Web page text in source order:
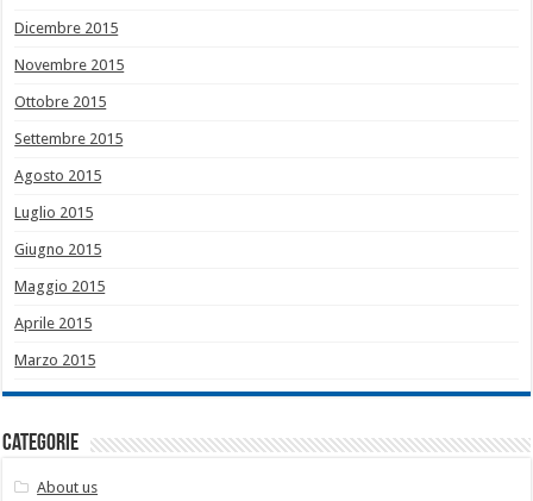
Dicembre 2015
Novembre 2015
Ottobre 2015
Settembre 2015
Agosto 2015
Luglio 2015
Giugno 2015
Maggio 2015
Aprile 2015
Marzo 2015
Categorie
About us